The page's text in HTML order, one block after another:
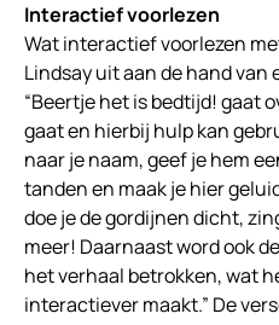
Interactief voorlezen
Wat interactief voorlezen
Lindsay uit aan de hand van
“Beertje het is bedtijd! gaat
gaat en hierbij hulp kan
naar je naam, geef je hem
tanden en maak je hier
doe je de gordijnen dicht,
meer! Daarnaast word ook
het verhaal betrokken, wat
interactiever maakt.” De